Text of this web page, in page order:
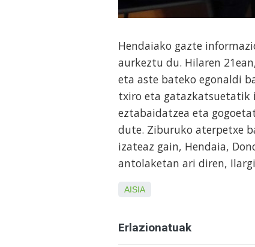
Hendaiako gazte
aurkeztu du. Hilaren
eta aste bateko egonaldi
txiro eta gatazkatsuetatik
eztabaidatzea eta
dute. Ziburuko aterpetxe
izateaz gain, Hendaia,
antolaketan ari diren,
AISIA
Erlazionatuak